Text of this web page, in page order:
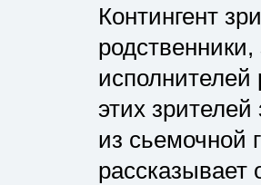
Контингент
этих зрителей
из сьемочной